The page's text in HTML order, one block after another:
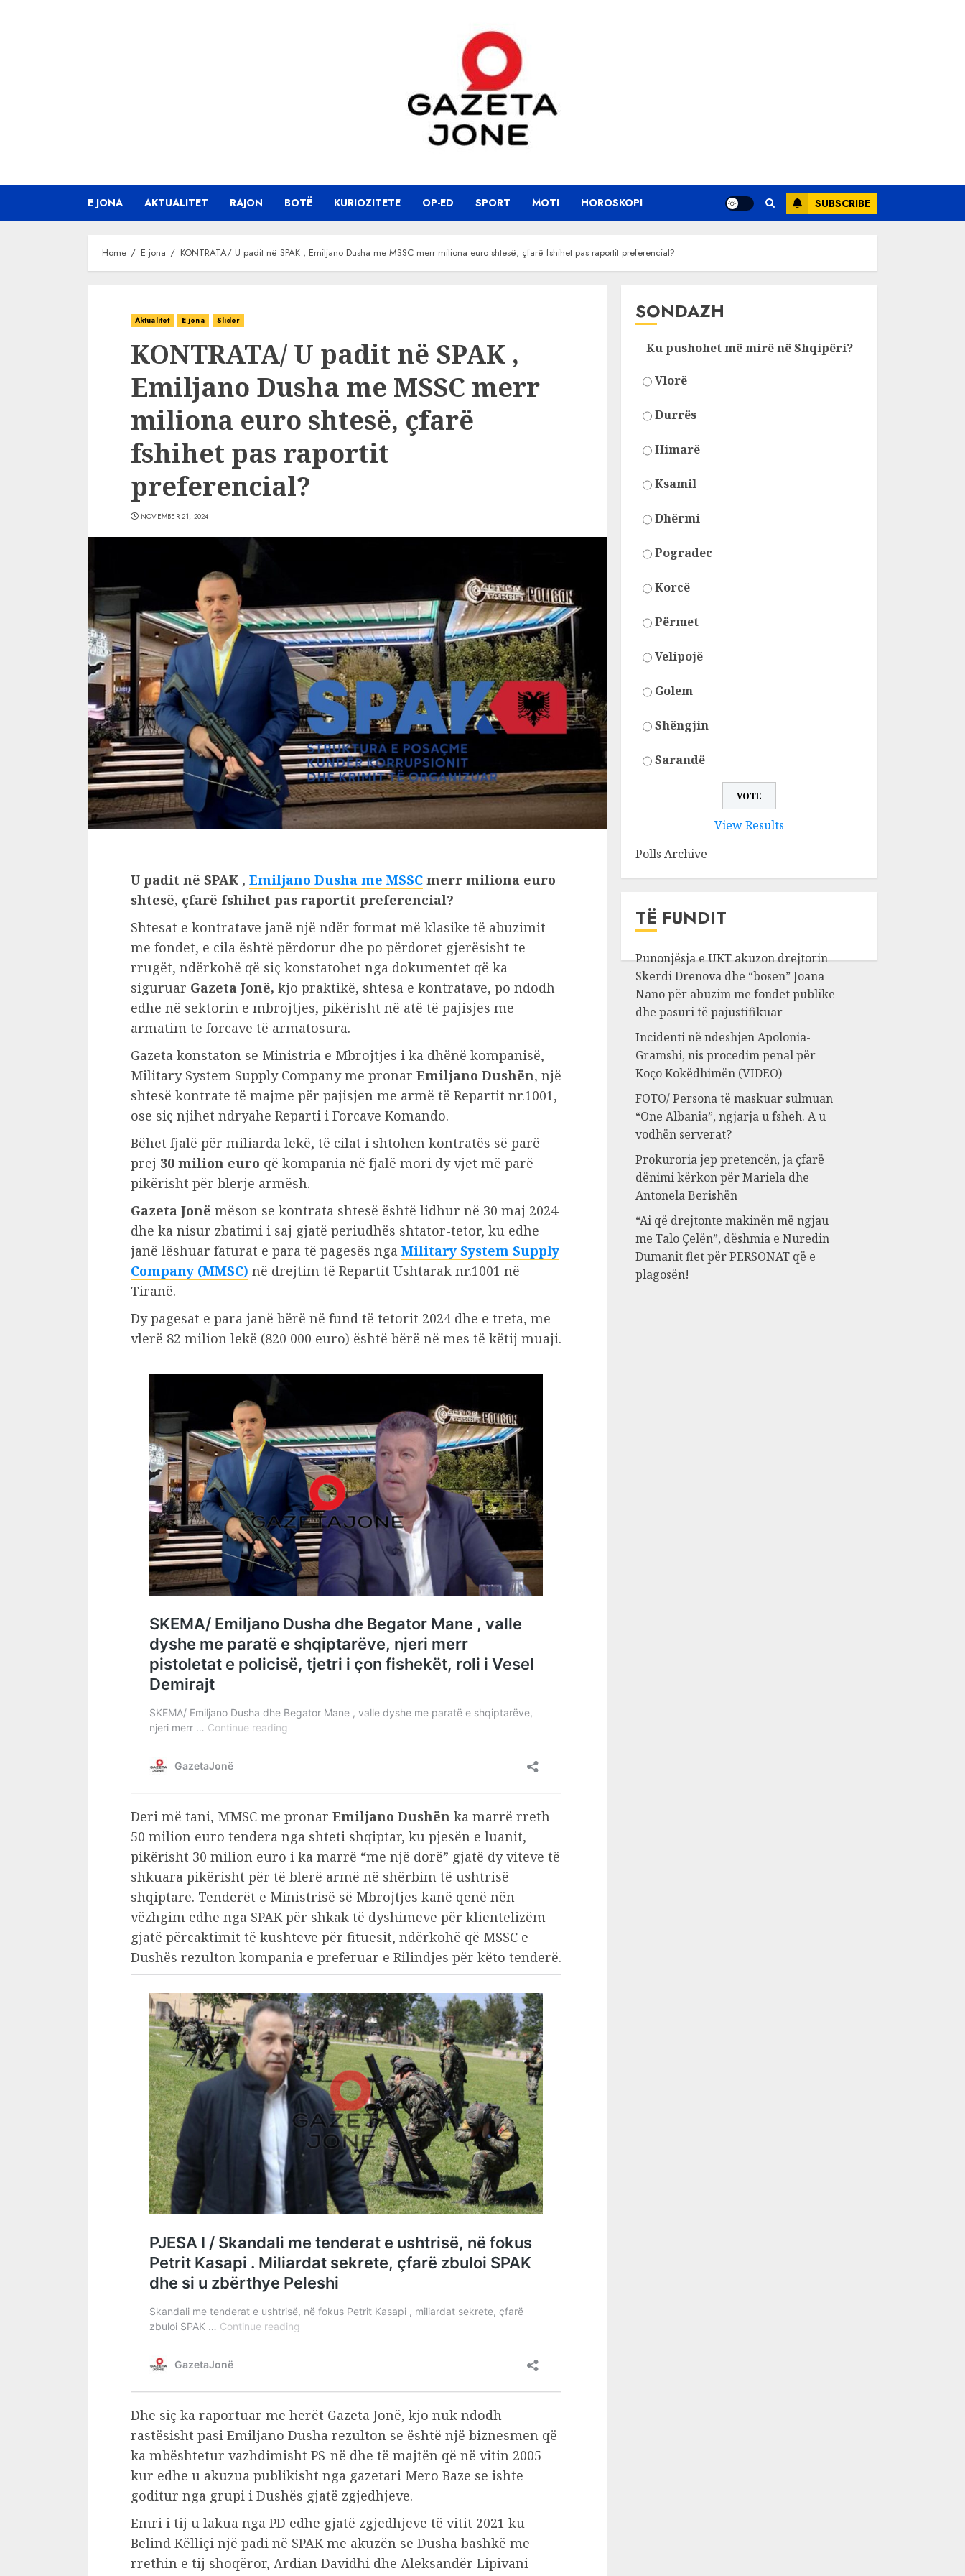
E JONA AKTUALITET RAJON BOTË KURIOZITETE OP-ED SPORT MOTI HOROSKOPI SUBSCRIBE
Home E jona KONTRATA/ U padit në SPAK , Emiljano Dusha me MSSC merr miliona euro shtesë, çfarë fshihet pas raportit preferencial?
Aktualitet E jona Slider
KONTRATA/ U padit në SPAK ,
Emiljano Dusha me MSSC merr
miliona euro shtesë, çfarë
fshihet pas raportit
preferencial?
NOVEMBER 21, 2024
U padit në SPAK , Emiljano Dusha me MSSC merr miliona euro
shtesë, çfarë fshihet pas raportit preferencial?
Shtesat e kontratave janë një ndër format më klasike të abuzimit
me fondet, e cila është përdorur dhe po përdoret gjerësisht te
rrugët, ndërkohë që siç konstatohet nga dokumentet që ka
siguruar Gazeta Jonë, kjo praktikë, shtesa e kontratave, po ndodh
edhe në sektorin e mbrojtjes, pikërisht në atë të pajisjes me
armatim te forcave të armatosura.
Gazeta konstaton se Ministria e Mbrojtjes i ka dhënë kompanisë,
Military System Supply Company me pronar Emiljano Dushën, një
shtesë kontrate të majme për pajisjen me armë të Repartit nr.1001,
ose siç njihet ndryahe Reparti i Forcave Komando.
Bëhet fjalë për miliarda lekë, të cilat i shtohen kontratës së parë
prej 30 milion euro që kompania në fjalë mori dy vjet më parë
pikërisht për blerje armësh.
Gazeta Jonë mëson se kontrata shtesë është lidhur në 30 maj 2024
dhe ka nisur zbatimi i saj gjatë periudhës shtator-tetor, ku edhe
janë lëshuar faturat e para të pagesës nga Military System Supply
Company (MMSC) në drejtim të Repartit Ushtarak nr.1001 në
Tiranë.
Dy pagesat e para janë bërë në fund të tetorit 2024 dhe e treta, me
vlerë 82 milion lekë (820 000 euro) është bërë në mes të këtij muaji.
Deri më tani, MMSC me pronar Emiljano Dushën ka marrë rreth
50 milion euro tendera nga shteti shqiptar, ku pjesën e luanit,
pikërisht 30 milion euro i ka marrë “me një dorë” gjatë dy viteve të
shkuara pikërisht për të blerë armë në shërbim të ushtrisë
shqiptare. Tenderët e Ministrisë së Mbrojtjes kanë qenë nën
vëzhgim edhe nga SPAK për shkak të dyshimeve për klientelizëm
gjatë përcaktimit të kushteve për fituesit, ndërkohë që MSSC e
Dushës rezulton kompania e preferuar e Rilindjes për këto tenderë.
Dhe siç ka raportuar me herët Gazeta Jonë, kjo nuk ndodh
rastësisht pasi Emiljano Dusha rezulton se është një biznesmen që
ka mbështetur vazhdimisht PS-në dhe të majtën që në vitin 2005
kur edhe u akuzua publikisht nga gazetari Mero Baze se ishte
goditur nga grupi i Dushës gjatë zgjedhjeve.
Emri i tij u lakua nga PD edhe gjatë zgjedhjeve të vitit 2021 ku
Belind Këlliçi një padi në SPAK me akuzën se Dusha bashkë me
rrethin e tij shoqëror, Ardian Davidhi dhe Aleksandër Lipivani
SONDAZH
Ku pushohet më mirë në Shqipëri?
Vlorë
Durrës
Himarë
Ksamil
Dhërmi
Pogradec
Korcë
Përmet
Velipojë
Golem
Shëngjin
Sarandë
View Results
Polls Archive
TË FUNDIT
Punonjësja e UKT akuzon drejtorin
Skerdi Drenova dhe “bosen” Joana
Nano për abuzim me fondet publike
dhe pasuri të pajustifikuar
Incidenti në ndeshjen Apolonia-
Gramshi, nis procedim penal për
Koço Kokëdhimën (VIDEO)
FOTO/ Persona të maskuar sulmuan
“One Albania”, ngjarja u fsheh. A u
vodhën serverat?
Prokuroria jep pretencën, ja çfarë
dënimi kërkon për Mariela dhe
Antonela Berishën
“Ai që drejtonte makinën më ngjau
me Talo Çelën”, dëshmia e Nuredin
Dumanit flet për PERSONAT që e
plagosën!